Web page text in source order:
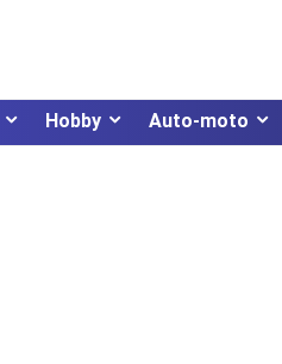
Hobby Auto-moto